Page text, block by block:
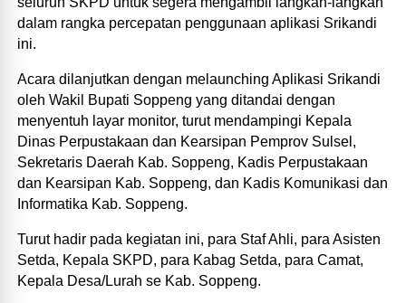
dalam rangka percepatan penggunaan aplikasi Srikandi
ini.
Acara dilanjutkan dengan melaunching Aplikasi Srikandi
oleh Wakil Bupati Soppeng yang ditandai dengan
menyentuh layar monitor, turut mendampingi Kepala
Dinas Perpustakaan dan Kearsipan Pemprov Sulsel,
Sekretaris Daerah Kab. Soppeng, Kadis Perpustakaan
dan Kearsipan Kab. Soppeng, dan Kadis Komunikasi dan
Informatika Kab. Soppeng.
Turut hadir pada kegiatan ini, para Staf Ahli, para Asisten
Setda, Kepala SKPD, para Kabag Setda, para Camat,
Kepala Desa/Lurah se Kab. Soppeng.